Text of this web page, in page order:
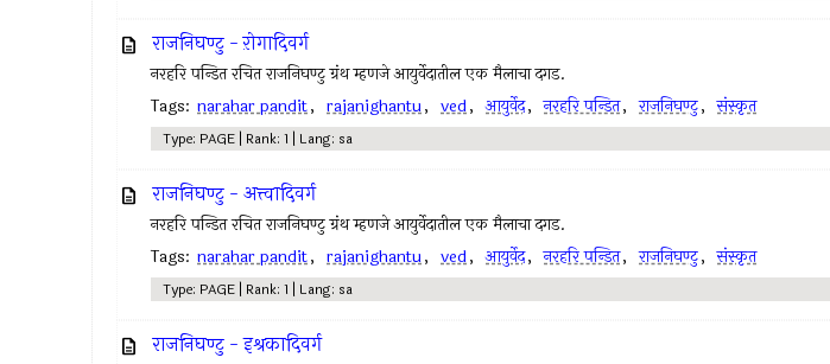
राजनिघण्टु - ऱोगादिवर्ग
नरहरि पन्डित रचित राजनिघण्टु ग्रंथ म्हणजे आयुर्वेदातील एक मैलाचा दगड.
Tags: narahar pandit, rajanighantu, ved, आयुर्वेद, नरहरि पन्डित, राजनिघण्टु, संस्कृत
Type: PAGE | Rank: 1 | Lang: sa
राजनिघण्टु - अत्त्वादिवर्ग
नरहरि पन्डित रचित राजनिघण्टु ग्रंथ म्हणजे आयुर्वेदातील एक मैलाचा दगड.
Tags: narahar pandit, rajanighantu, ved, आयुर्वेद, नरहरि पन्डित, राजनिघण्टु, संस्कृत
Type: PAGE | Rank: 1 | Lang: sa
राजनिघण्टु - इश्रकादिवर्ग